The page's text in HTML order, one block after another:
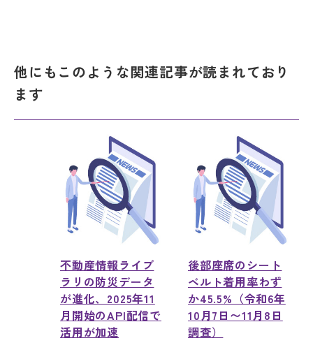
他にもこのような関連記事が読まれており
ます
不動産情報ライブ
ラリの防災データ
が進化、2025年11
月開始のAPI配信で
活用が加速
後部座席のシート
ベルト着用率わず
か45.5%（令和6年
10月7日〜11月8日
調査）